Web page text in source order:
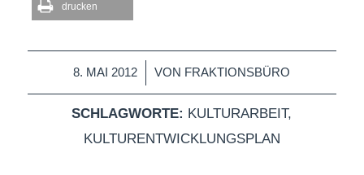
drucken
8. MAI 2012
/ VON FRAKTIONSBÜRO
SCHLAGWORTE: KULTURARBEIT,
KULTURENTWICKLUNGSPLAN